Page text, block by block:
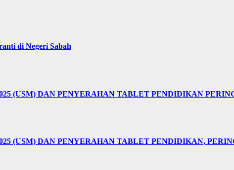
di Negeri Sabah
(USM) DAN PENYERAHAN TABLET PENDIDIKAN
(USM) DAN PENYERAHAN TABLET PENDIDIKAN,